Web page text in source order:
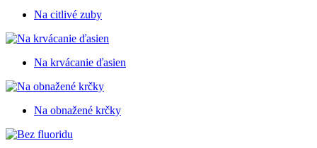
Na citlivé zuby
Na krvácanie ďasien
Na obnažené krčky